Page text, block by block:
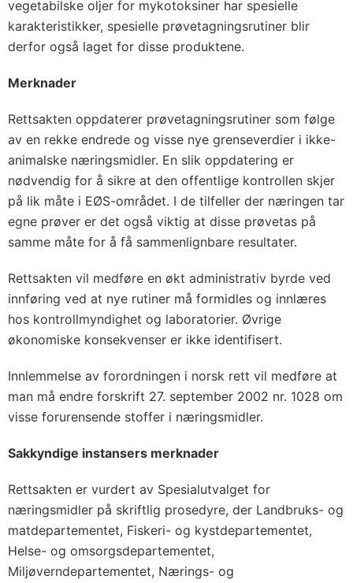
vegetabilske oljer for mykotoksiner har spesielle
karakteristikker, spesielle prøvetagningsrutiner blir
derfor også laget for disse produktene.
Merknader
Rettsakten oppdaterer prøvetagningsrutiner som følge
av en rekke endrede og visse nye grenseverdier i ikke-
animalske næringsmidler. En slik oppdatering er
nødvendig for å sikre at den offentlige kontrollen skjer
på lik måte i EØS-området. I de tilfeller der næringen tar
egne prøver er det også viktig at disse prøvetas på
samme måte for å få sammenlignbare resultater.
Rettsakten vil medføre en økt administrativ byrde ved
innføring ved at nye rutiner må formidles og innlæres
hos kontrollmyndighet og laboratorier. Øvrige
økonomiske konsekvenser er ikke identifisert.
Innlemmelse av forordningen i norsk rett vil medføre at
man må endre forskrift 27. september 2002 nr. 1028 om
visse forurensende stoffer i næringsmidler.
Sakkyndige instansers merknader
Rettsakten er vurdert av Spesialutvalget for
næringsmidler på skriftlig prosedyre, der Landbruks- og
matdepartementet, Fiskeri- og kystdepartementet,
Helse- og omsorgsdepartementet,
Miljøverndepartementet, Nærings- og